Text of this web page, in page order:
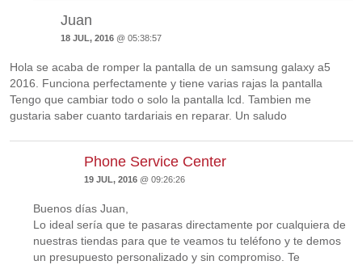
Juan
18 JUL, 2016@ 05:38:57
Hola se acaba de romper la pantalla de un samsung galaxy a5
2016. Funciona perfectamente y tiene varias rajas la pantalla
Tengo que cambiar todo o solo la pantalla lcd. Tambien me
gustaria saber cuanto tardariais en reparar. Un saludo
Phone Service Center
19 JUL, 2016 @ 09:26:26
Buenos días Juan,
Lo ideal sería que te pasaras directamente por cualquiera de
nuestras tiendas para que te veamos tu teléfono y te demos
un presupuesto personalizado y sin compromiso. Te